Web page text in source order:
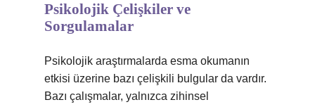
Psikolojik Çelişkiler ve
Sorgulamalar
Psikolojik araştırmalarda esma okumanın
etkisi üzerine bazı çelişkili bulgular da vardır.
Bazı çalışmalar, yalnızca zihinsel